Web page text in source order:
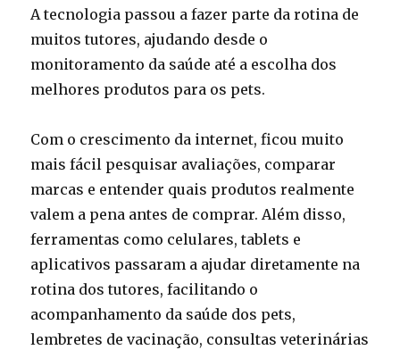
A tecnologia passou a fazer parte da rotina de
muitos tutores, ajudando desde o
monitoramento da saúde até a escolha dos
melhores produtos para os pets.
Com o crescimento da internet, ficou muito
mais fácil pesquisar avaliações, comparar
marcas e entender quais produtos realmente
valem a pena antes de comprar. Além disso,
ferramentas como celulares, tablets e
aplicativos passaram a ajudar diretamente na
rotina dos tutores, facilitando o
acompanhamento da saúde dos pets,
lembretes de vacinação, consultas veterinárias